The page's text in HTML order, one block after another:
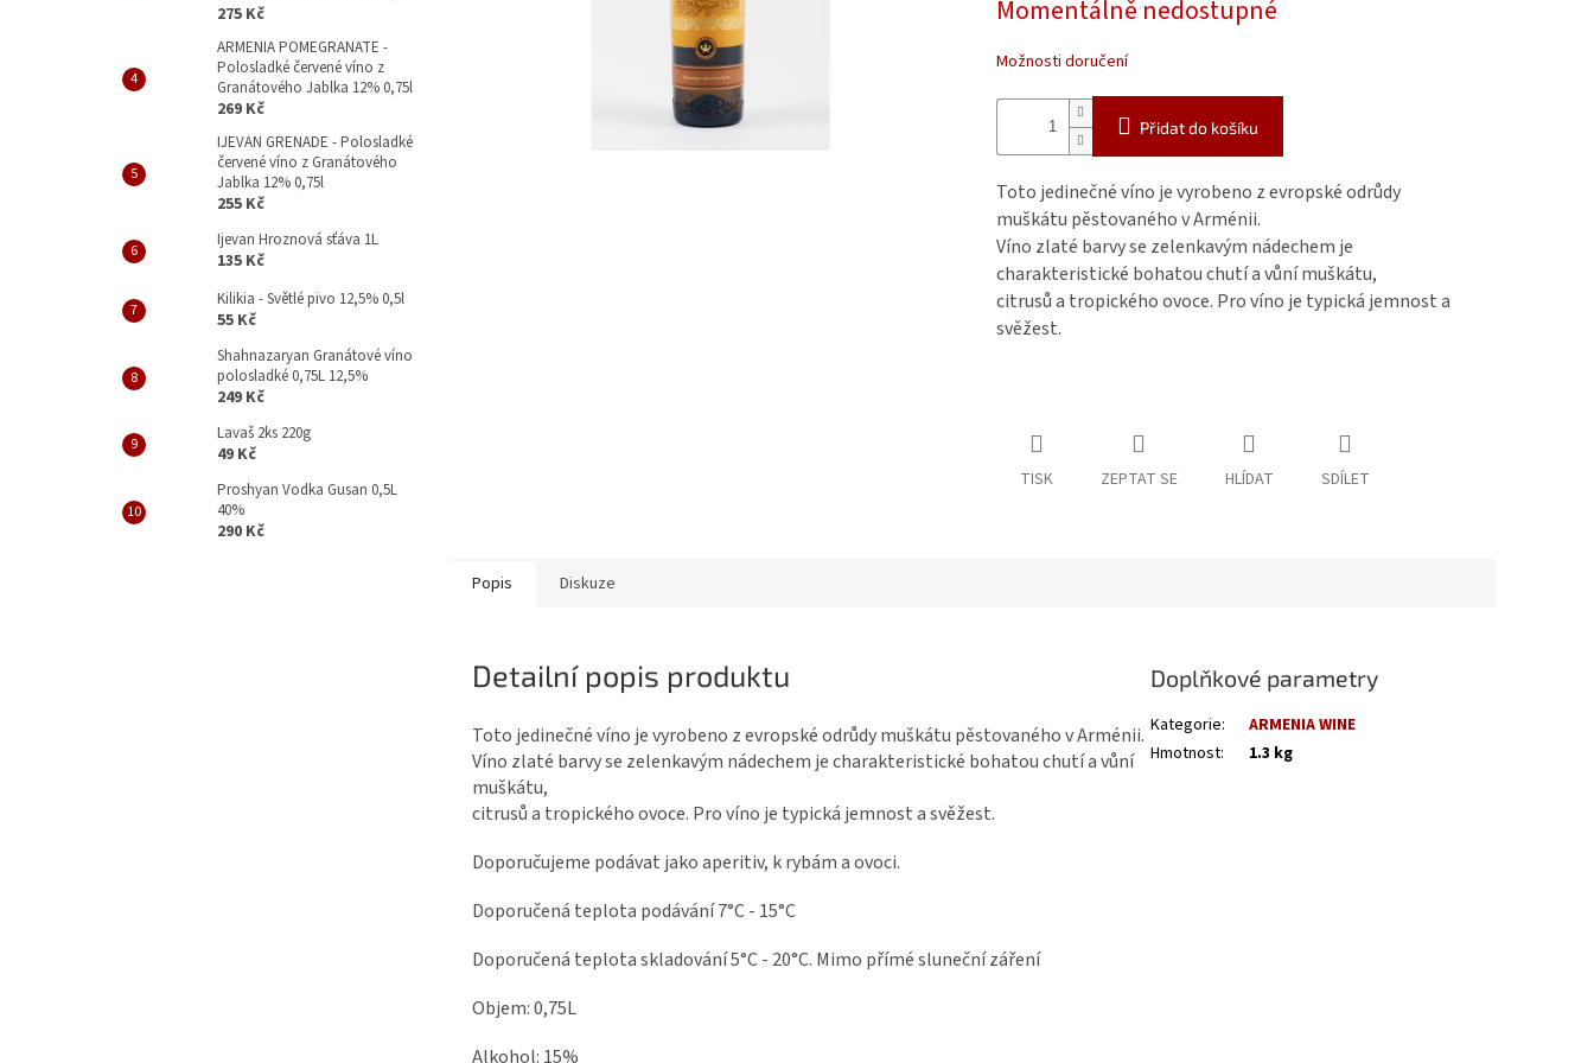
275 Kč
ARMENIA POMEGRANATE -
Polosladké červené víno z
Granátového Jablka 12% 0,75l
269 Kč
IJEVAN GRENADE - Polosladké
červené víno z Granátového
Jablka 12% 0,75l
255 Kč
Ijevan Hroznová sťáva 1L
135 Kč
Kilikia - Světlé pivo 12,5% 0,5l
55 Kč
Shahnazaryan Granátové víno
polosladké 0,75L 12,5%
249 Kč
Lavaš 2ks 220g
49 Kč
Proshyan Vodka Gusan 0,5L
40%
290 Kč
Momentálně nedostupné
Možnosti doručení
Přidat do košíku
Toto jedinečné víno je vyrobeno z evropské odrůdy
muškátu pěstovaného v Arménii.
Víno zlaté barvy se zelenkavým nádechem je
charakteristické bohatou chutí a vůní muškátu,
citrusů a tropického ovoce. Pro víno je typická jemnost a
svěžest.
TISK ZEPTAT SE HLÍDAT SDÍLET
Popis Diskuze
Detailní popis produktu
Toto jedinečné víno je vyrobeno z evropské odrůdy muškátu pěstovaného v Arménii.
Víno zlaté barvy se zelenkavým nádechem je charakteristické bohatou chutí a vůní
muškátu,
citrusů a tropického ovoce. Pro víno je typická jemnost a svěžest.
Doporučujeme podávat jako aperitiv, k rybám a ovoci.
Doporučená teplota podávání 7°C - 15°C
Doporučená teplota skladování 5°C - 20°C. Mimo přímé sluneční záření
Objem: 0,75L
Alkohol: 15%
Doplňkové parametry
Kategorie:
ARMENIA WINE
Hmotnost: 1.3 kg